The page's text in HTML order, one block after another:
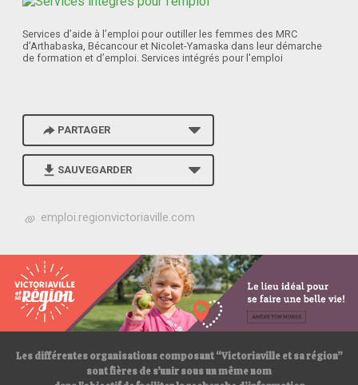
Services d’aide à l’emploi pour outiller les femmes des MRC
d’Arthabaska, Bécancour et Nicolet-Yamaska dans leur démarche
de formation et d’emploi. Services intégrés pour l'emploi
PARTAGER
SAUVEGARDER
h
p
s
:
/
/
emploi.regionvictoriaville.com
Les différentes organisations composant “Victoriaville et sa région”
sont fières de s’unir sous un même nom